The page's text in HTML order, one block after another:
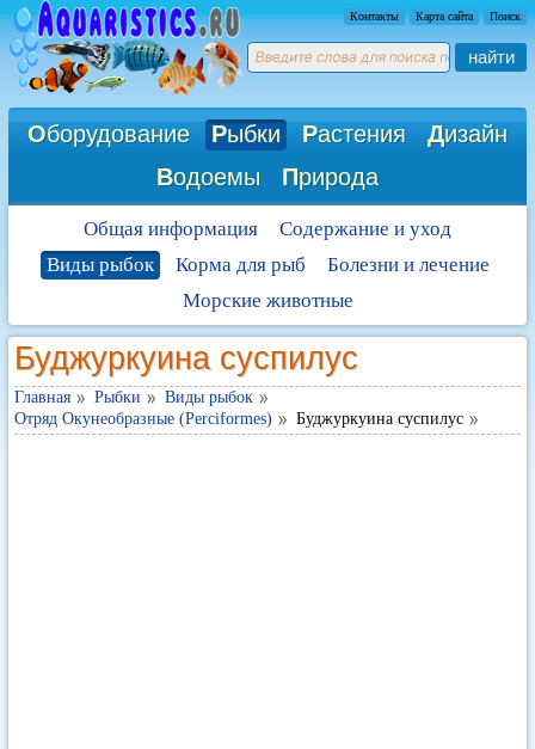
Контакты Карта сайта Поиск
найти
Оборудование Рыбки Растения Дизайн
Водоемы Природа
Общая информация
Содержание и уход
Виды рыбок
Корма для рыб
Болезни и лечение
Морские животные
Буджуркуина суспилус
Главная Рыбки
Виды рыбок
Отряд Окунеобразные (Perciformes)
Буджуркуина суспилус